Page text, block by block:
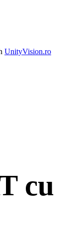
UnityVision.ro
cu